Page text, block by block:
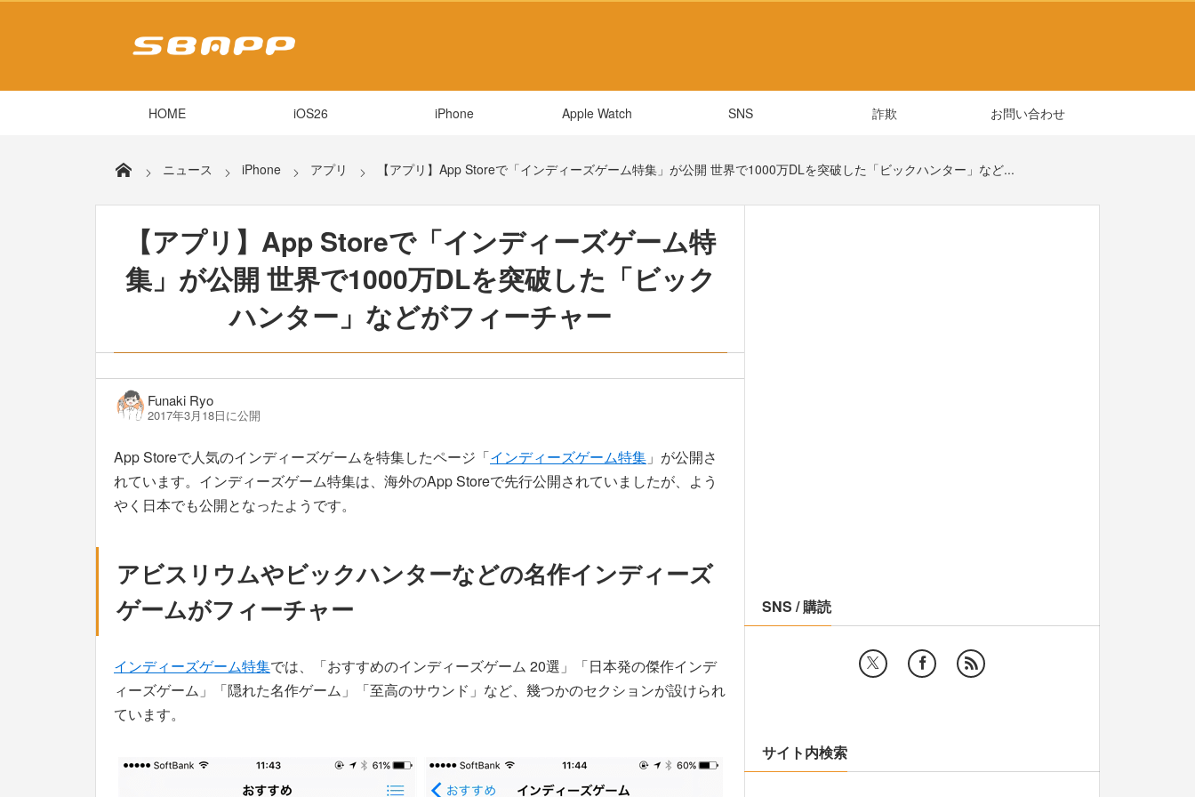
HOME iOS26 iPhone Apple Watch SNS 詐欺 お問い合わせ
ニュース iPhone アプリ 【アプリ】App Storeで「インディーズゲーム特集」が公開 世界で1000万DLを突破した「ビックハンター」など...
【アプリ】App Storeで「インディーズゲーム特
集」が公開 世界で1000万DLを突破した「ビック
ハンター」などがフィーチャー
Funaki Ryo
2017年3月18日に公開
App Storeで人気のインディーズゲームを特集したページ「インディーズゲーム特集 」が公開さ
れています。インディーズゲーム特集は、海外のApp Storeで先行公開されていましたが、よう
やく日本でも公開となったようです。
アビスリウムやビックハンターなどの名作インディーズ
ゲームがフィーチャー
インディーズゲーム特集では、「おすすめのインディーズゲーム 20選」「日本発の傑作インデ
ィーズゲーム」「隠れた名作ゲーム」「至高のサウンド」など、幾つかのセクションが設けられ
ています。
SNS / 購読
サイト内検索